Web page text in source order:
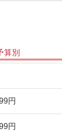
算別
円
円